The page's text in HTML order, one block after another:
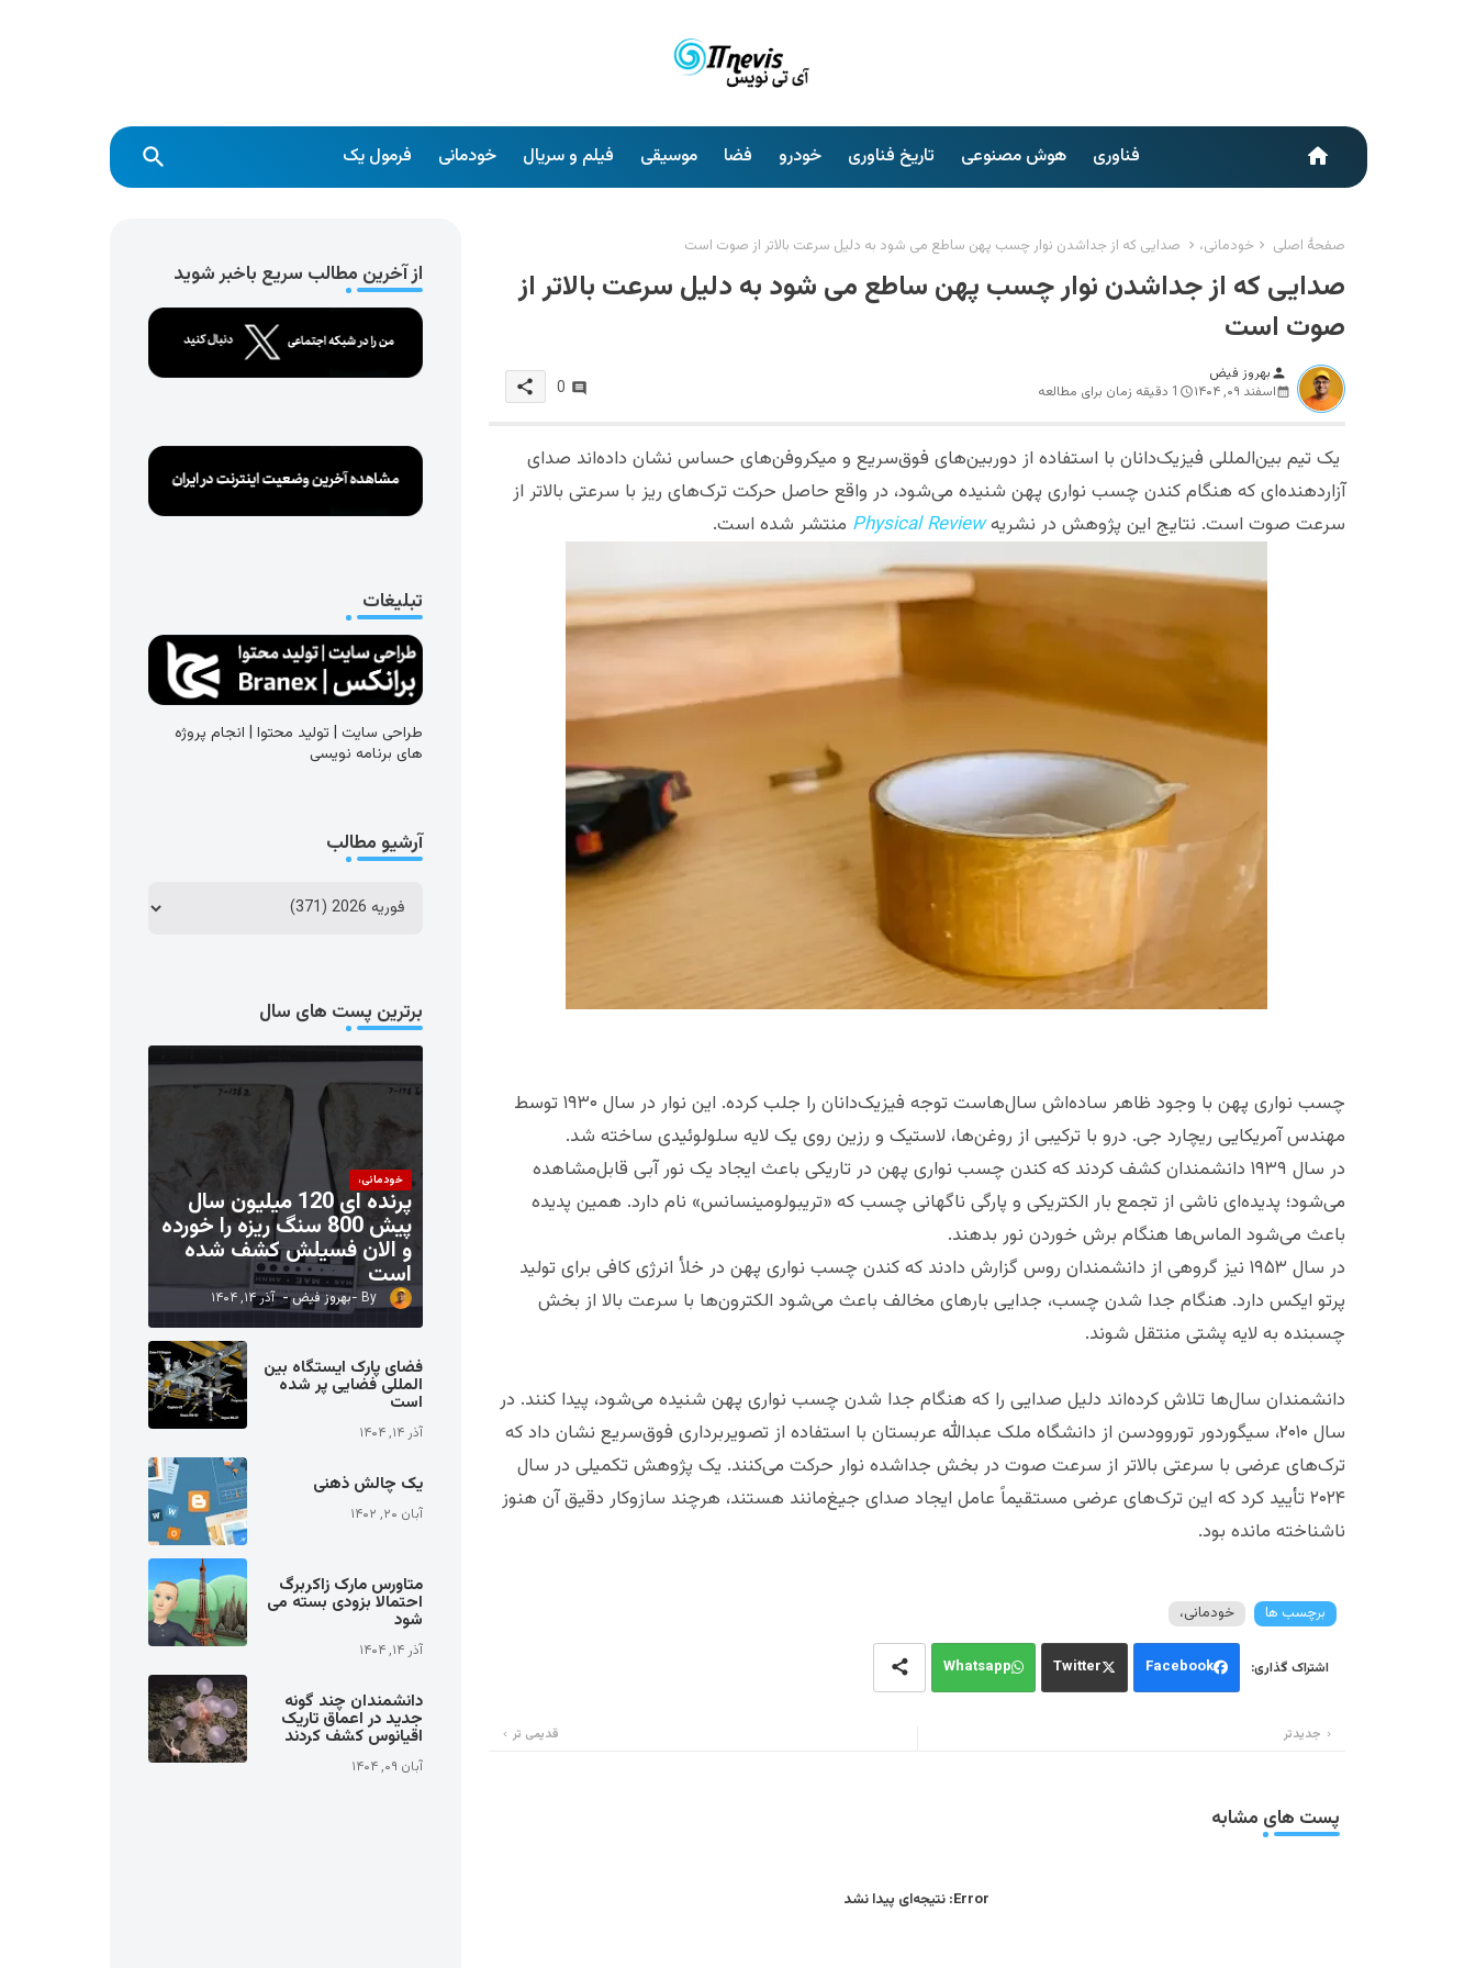
home فناوری هوش مصنوعی تاریخ فناوری خودرو فضا موسیقی فیلم و سریال خودمانی فرمول یک
صفحهٔ اصلی خودمانی، صدایی که از جداشدن نوار چسب پهن ساطع می شود به دلیل سرعت بالاتر از صوت است
صدایی که از جداشدن نوار چسب پهن ساطع می شود به دلیل سرعت بالاتر از
صوت است
person بهروز فیض
اسفند ۰۹, ۱۴۰۴
1 دقیقه زمان برای مطالعه 0
share
یک تیم بین‌المللی فیزیک‌دانان با استفاده از دوربین‌های فوق‌سریع و میکروفن‌های حساس نشان داده‌اند صدای
آزاردهنده‌ای که هنگام کندن چسب نواری پهن شنیده می‌شود، در واقع حاصل حرکت ترک‌های ریز با سرعتی بالاتر از
سرعت صوت است. نتایج این پژوهش در نشریهPhysical Review منتشر شده است.
چسب نواری پهن با وجود ظاهر ساده‌اش سال‌هاست توجه فیزیک‌دانان را جلب کرده. این نوار در سال ۱۹۳۰ توسط
مهندس آمریکایی ریچارد جی. درو با ترکیبی از روغن‌ها، لاستیک و رزین روی یک لایه سلولوئیدی ساخته شد.
در سال ۱۹۳۹ دانشمندان کشف کردند که کندن چسب نواری پهن در تاریکی باعث ایجاد یک نور آبی قابل‌مشاهده
می‌شود؛ پدیده‌ای ناشی از تجمع بار الکتریکی و پارگی ناگهانی چسب که «تریبولومینسانس» نام دارد. همین پدیده
باعث می‌شود الماس‌ها هنگام برش خوردن نور بدهند.
در سال ۱۹۵۳ نیز گروهی از دانشمندان روس گزارش دادند که کندن چسب نواری پهن در خلأ انرژی کافی برای تولید
پرتو ایکس دارد. هنگام جدا شدن چسب، جدایی بارهای مخالف باعث می‌شود الکترون‌ها با سرعت بالا از بخش
چسبنده به لایه پشتی منتقل شوند.
دانشمندان سال‌ها تلاش کرده‌اند دلیل صدایی را که هنگام جدا شدن چسب نواری پهن شنیده می‌شود، پیدا کنند. در
سال ۲۰۱۰، سیگوردور توروودسن از دانشگاه ملک عبدالله عربستان با استفاده از تصویربرداری فوق‌سریع نشان داد که
ترک‌های عرضی با سرعتی بالاتر از سرعت صوت در بخش جداشده نوار حرکت می‌کنند. یک پژوهش تکمیلی در سال
۲۰۲۴ تأیید کرد که این ترک‌های عرضی مستقیماً عامل ایجاد صدای جیغ‌مانند هستند، هرچند سازوکار دقیق آن هنوز
ناشناخته مانده بود.
برچسب ها خودمانی،
Facebook
Twitter
Whatsapp
جدیدتر قدیمی تر
پست های مشابه
Error: نتیجه‌ای پیدا نشد
از آخرین مطالب سریع باخبر شوید
تبلیغات
طراحی سایت | تولید محتوا | انجام پروژه
های برنامه نویسی
آرشیو مطالب
برترین پست های سال
خودمانی،
پرنده ای 120 میلیون سال
پیش 800 سنگ ریزه را خورده
و الان فسیلش کشف شده
است
بهروز فیض آذر ۱۴, ۱۴۰۴
فضای پارک ایستگاه بین
المللی فضایی پر شده
است
آذر ۱۴, ۱۴۰۴
یک چالش ذهنی
آبان ۲۰, ۱۴۰۲
متاورس مارک زاکربرگ
احتمالا بزودی بسته می
شود
آذر ۱۴, ۱۴۰۴
دانشمندان چند گونه
جدید در اعماق تاریک
اقیانوس کشف کردند
آبان ۰۹, ۱۴۰۴